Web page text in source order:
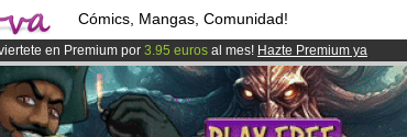
Cómics, Mangas, Comunidad!
en Premium por 3.95 euros al mes! Hazte Premium ya
Amilova está desormado lanzado!.
134393miembrosy 1208 Cómics y Mangas!.